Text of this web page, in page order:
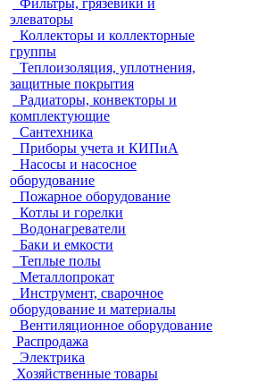
Фильтры, грязевики и
элеваторы
Коллекторы и коллекторные
группы
Теплоизоляция, уплотнения,
защитные покрытия
Радиаторы, конвекторы и
комплектующие
Сантехника
Приборы учета и КИПиА
Насосы и насосное
оборудование
Пожарное оборудование
Котлы и горелки
Водонагреватели
Баки и емкости
Теплые полы
Металлопрокат
Инструмент, сварочное
оборудование и материалы
Вентиляционное оборудование
Распродажа
Электрика
Хозяйственные товары